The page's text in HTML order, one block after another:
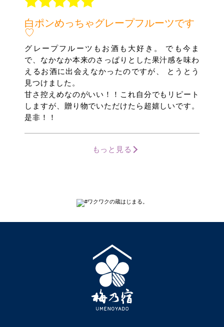
白ポンめっちゃグレープフルーツです
♡
グレープフルーツもお酒も大好き。 でも今ま
で、なかなか本来のさっぱりとした果汁感を味わ
えるお酒に出会えなかったのですが、 とうとう
見つけました。
甘さ控えめなのがいい！！これ自分でもリピート
しますが、贈り物でいただけたら超嬉しいです。
是非！！
もっと見る